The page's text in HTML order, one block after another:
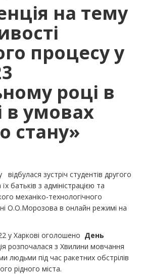
на
тему
освітнього
2022-
2023
навчальному
році
в
коледжі
воєнного
стану»
на тему
процесу у
році в
в умовах
стану»
зустріч студентів другого
батьків з адміністрацією та
механіко-технологічного
О.О.Морозова в онлайн режимі на
у Харкові оголошено День
розпочалася з Хвилини мовчання
людьми під час ракетних обстрілів
рідного міста.